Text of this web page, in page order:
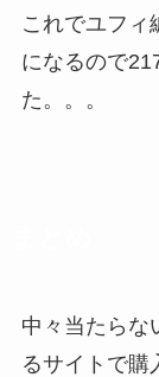
これでユフィ
になるので
た。。。
中々当たらな
るサイトで購